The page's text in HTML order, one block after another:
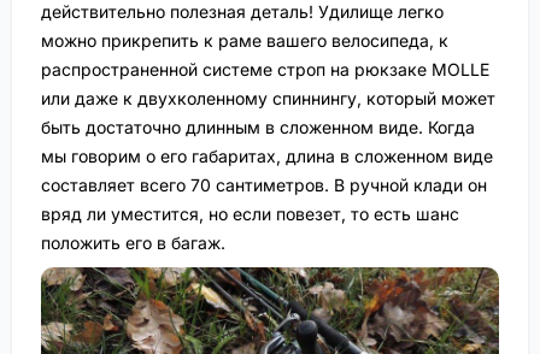
действительно полезная деталь! Удилище легко
можно прикрепить к раме вашего велосипеда, к
распространенной системе строп на рюкзаке MOLLE
или даже к двухколенному спиннингу, который может
быть достаточно длинным в сложенном виде. Когда
мы говорим о его габаритах, длина в сложенном виде
составляет всего 70 сантиметров. В ручной клади он
вряд ли уместится, но если повезет, то есть шанс
положить его в багаж.